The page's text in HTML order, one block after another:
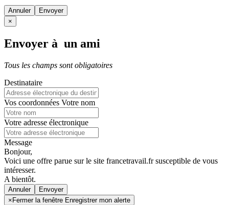
Annuler
×
Envoyer à un ami
Tous les champs sont obligatoires
Destinataire
Vos coordonnées Votre nom
Votre adresse électronique
Message
Bonjour,
Voici une offre parue sur le site francetravail.fr susceptible de vous
intéresser.
A bientôt.
Annuler
× Fermer la fenêtre Enregistrer mon alerte